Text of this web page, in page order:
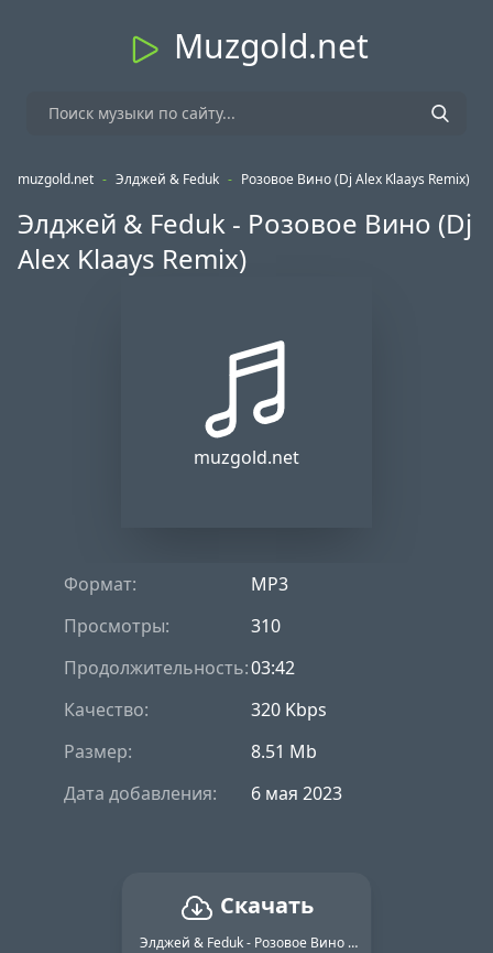
Muzgold.net
muzgold.net - Элджей & Feduk - Розовое Вино (Dj Alex Klaays Remix)
Элджей & Feduk - Розовое Вино (Dj
Alex Klaays Remix)
muzgold.net
Формат:
MP3
Просмотры:
310
Продолжительность:03:42
Качество:
320 Kbps
Размер:
8.51 Mb
Дата добавления:
6 мая 2023
Скачать
Элджей & Feduk - Розовое Вино (Dj Alex Klaays Remix)